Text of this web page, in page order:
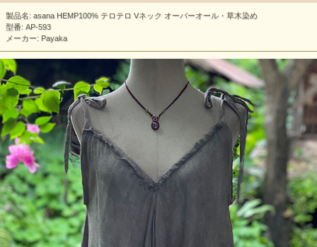
製品名: asana HEMP100% テロテロ Vネック オーバーオール・草木染め
型番: AP-593
メーカー: Payaka